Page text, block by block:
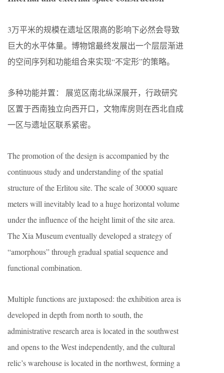
3万平米的规模在遗址区限高的影响下必然会导致
巨大的水平体量。博物馆最终发展出一个层层渐进
的空间序列和功能组合来实现“不定形”的策略。
多种功能并置： 展览区南北纵深展开，行政研究
区置于西南独立向西开口，文物库房则在西北自成
一区与遗址区联系紧密。
The promotion of the design is accompanied by the
continuous study and understanding of the spatial
structure of the Erlitou site. The scale of 30000 square
meters will inevitably lead to a huge horizontal volume
under the influence of the height limit of the site area.
The Xia Museum eventually developed a strategy of
“amorphous” through gradual spatial sequence and
functional combination.
Multiple functions are juxtaposed: the exhibition area is
developed in depth from north to south, the
administrative research area is located in the southwest
and opens to the West independently, and the cultural
relic’s warehouse is located in the northwest, forming a